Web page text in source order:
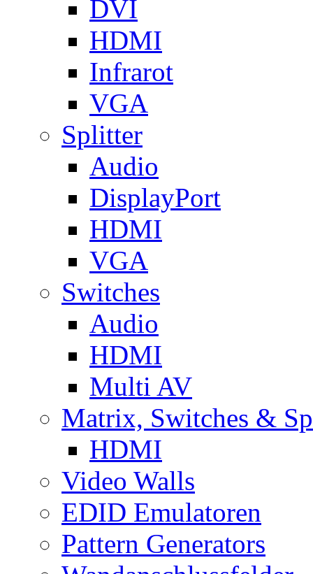
DVI
HDMI
Infrarot
VGA
Splitter
Audio
DisplayPort
HDMI
VGA
Switches
Audio
HDMI
Multi AV
Matrix, Switches &
HDMI
Video Walls
EDID Emulatoren
Pattern Generators